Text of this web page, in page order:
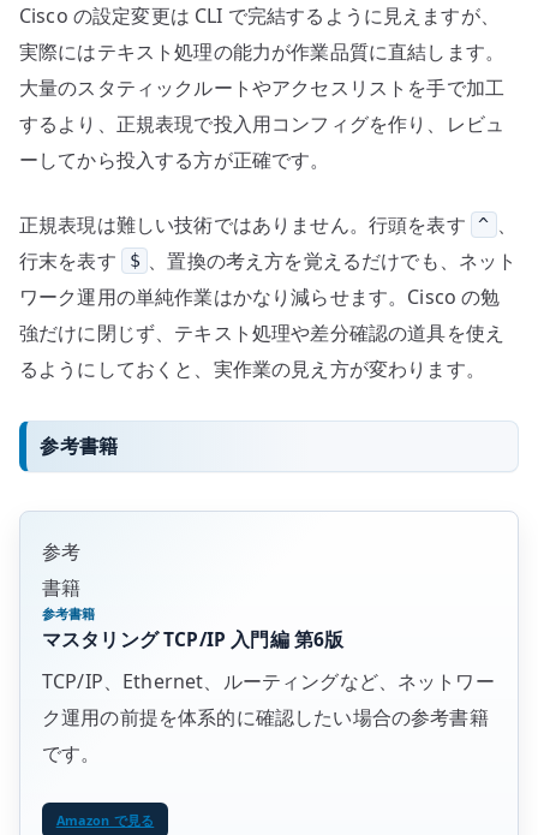
Cisco の設定変更は CLI で完結するように見えますが、
実際にはテキスト処理の能力が作業品質に直結します。
大量のスタティックルートやアクセスリストを手で加工
するより、正規表現で投入用コンフィグを作り、レビュ
ーしてから投入する方が正確です。
正規表現は難しい技術ではありません。行頭を表す ^ 、
行末を表す
$ 、置換の考え方を覚えるだけでも、ネット
ワーク運用の単純作業はかなり減らせます。Cisco の勉
強だけに閉じず、テキスト処理や差分確認の道具を使え
るようにしておくと、実作業の見え方が変わります。
参考書籍
参考
書籍
参考書籍
マスタリング TCP/IP 入門編 第6版
TCP/IP、Ethernet、ルーティングなど、ネットワー
ク運用の前提を体系的に確認したい場合の参考書籍
です。
Amazon で見る